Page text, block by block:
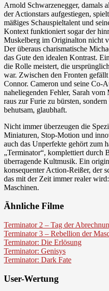
Arnold Schwarzenegger, damals
der Actionstars aufgestiegen,
mäßiges Schauspieltalent und
Kontext funktioniert sogar der
Muskelberg im Originalton nicht
Der überaus charismatische
das Gute den idealen Kontrast.
die Rolle meistert, die
war. Zwischen den Fronten
Connor. Cameron und seine Co-
naheliegenden Fehler, Sarah
raus zur Furie zu bürsten,
behutsam, glaubhaft.
Nicht immer überzeugen die
Miniaturen, Stop-Motion und
auch das Unperfekte gehört zum
„Terminator“, komplettiert durch
überragende Kultmusik. Ein
konsequenter Action-Reißer, der
das mit der Zeit immer realer
Maschinen.
Ähnliche Filme
Terminator 2 – Tag der
Terminator 3 – Rebellion der
Terminator: Die Erlösung
Terminator: Genisys
Terminator: Dark Fate
User-Wertung